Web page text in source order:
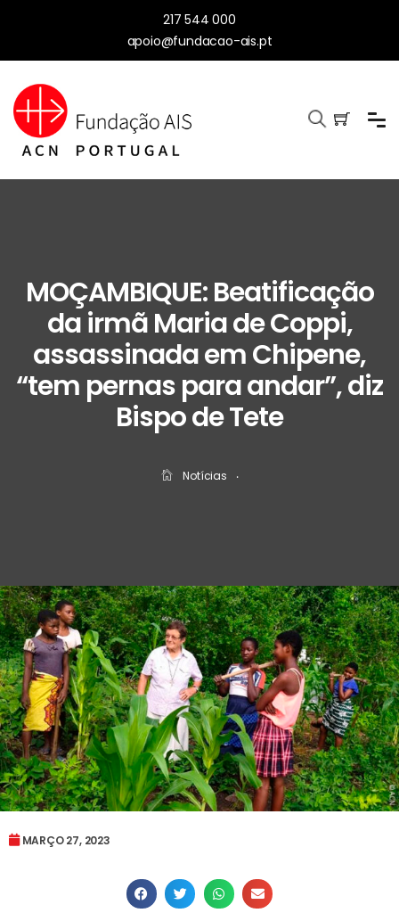
217 544 000
apoio@fundacao-ais.pt
MOÇAMBIQUE: Beatificação
da irmã Maria de Coppi,
assassinada em Chipene,
“tem pernas para andar”, diz
Bispo de Tete
Notícias ‧
MARÇO 27, 2023